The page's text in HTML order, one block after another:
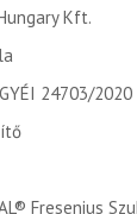
Kft.
24703/2020
Fresenius